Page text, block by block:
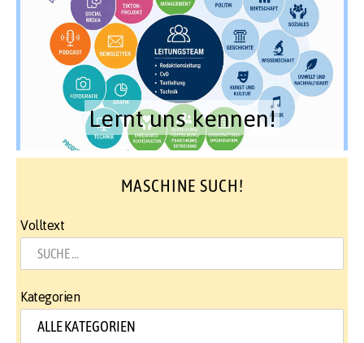
Lernt uns kennen!
MASCHINE SUCH!
Volltext
Kategorien